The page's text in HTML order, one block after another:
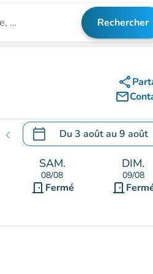
Rechercher
share
mail_outline
chevron_left calendar_today Du 3 aoûtau 9 août
.Ouvrir le calendrier pour
SAM.
08/08
door_front Fermé
DIM.
09/08
door_front